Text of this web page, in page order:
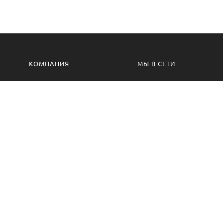
КОМПАНИЯ МЫ В СЕТИ